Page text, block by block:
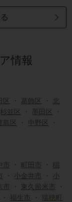
情報
区 ・ 葛飾区 ・
北
杉並区 ・ 墨田区
・
島区 ・ 中野区
・
・ 町田市 ・ 稲
・ 小金井市 ・ 小
・ 東久留米市
・
・ 福生市 ・
瑞穂町